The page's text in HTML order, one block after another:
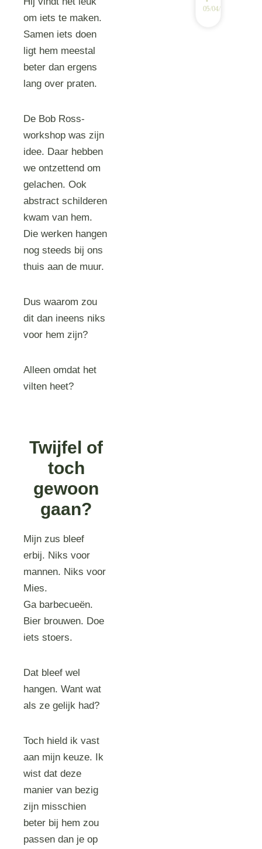
om iets te maken.
Samen iets doen
ligt hem meestal
beter dan ergens
lang over praten.
De Bob Ross-
workshop was zijn
idee. Daar hebben
we ontzettend om
gelachen. Ook
abstract schilderen
kwam van hem.
Die werken hangen
nog steeds bij ons
thuis aan de muur.
Dus waarom zou
dit dan ineens niks
voor hem zijn?
Alleen omdat het
vilten heet?
Twijfel of
toch
gewoon
gaan?
Mijn zus bleef
erbij. Niks voor
mannen. Niks voor
Mies.
Ga barbecueën.
Bier brouwen. Doe
iets stoers.
Dat bleef wel
hangen. Want wat
als ze gelijk had?
Toch hield ik vast
aan mijn keuze. Ik
wist dat deze
manier van bezig
zijn misschien
beter bij hem zou
passen dan je op
05/04/2025